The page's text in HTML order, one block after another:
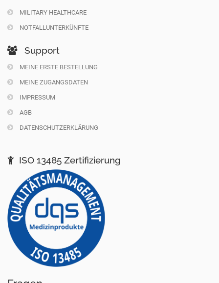
MILITARY HEALTHCARE
NOTFALLUNTERKÜNFTE
Support
MEINE ERSTE BESTELLUNG
MEINE ZUGANGSDATEN
IMPRESSUM
AGB
DATENSCHUTZERKLÄRUNG
ISO 13485 Zertifizierung